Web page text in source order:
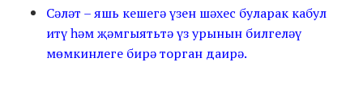
Сәләт – яшь кешегә үзен шәхес буларак кабул
итү һәм җәмгыятьтә үз урынын билгеләү
мөмкинлеге бирә торган даирә.